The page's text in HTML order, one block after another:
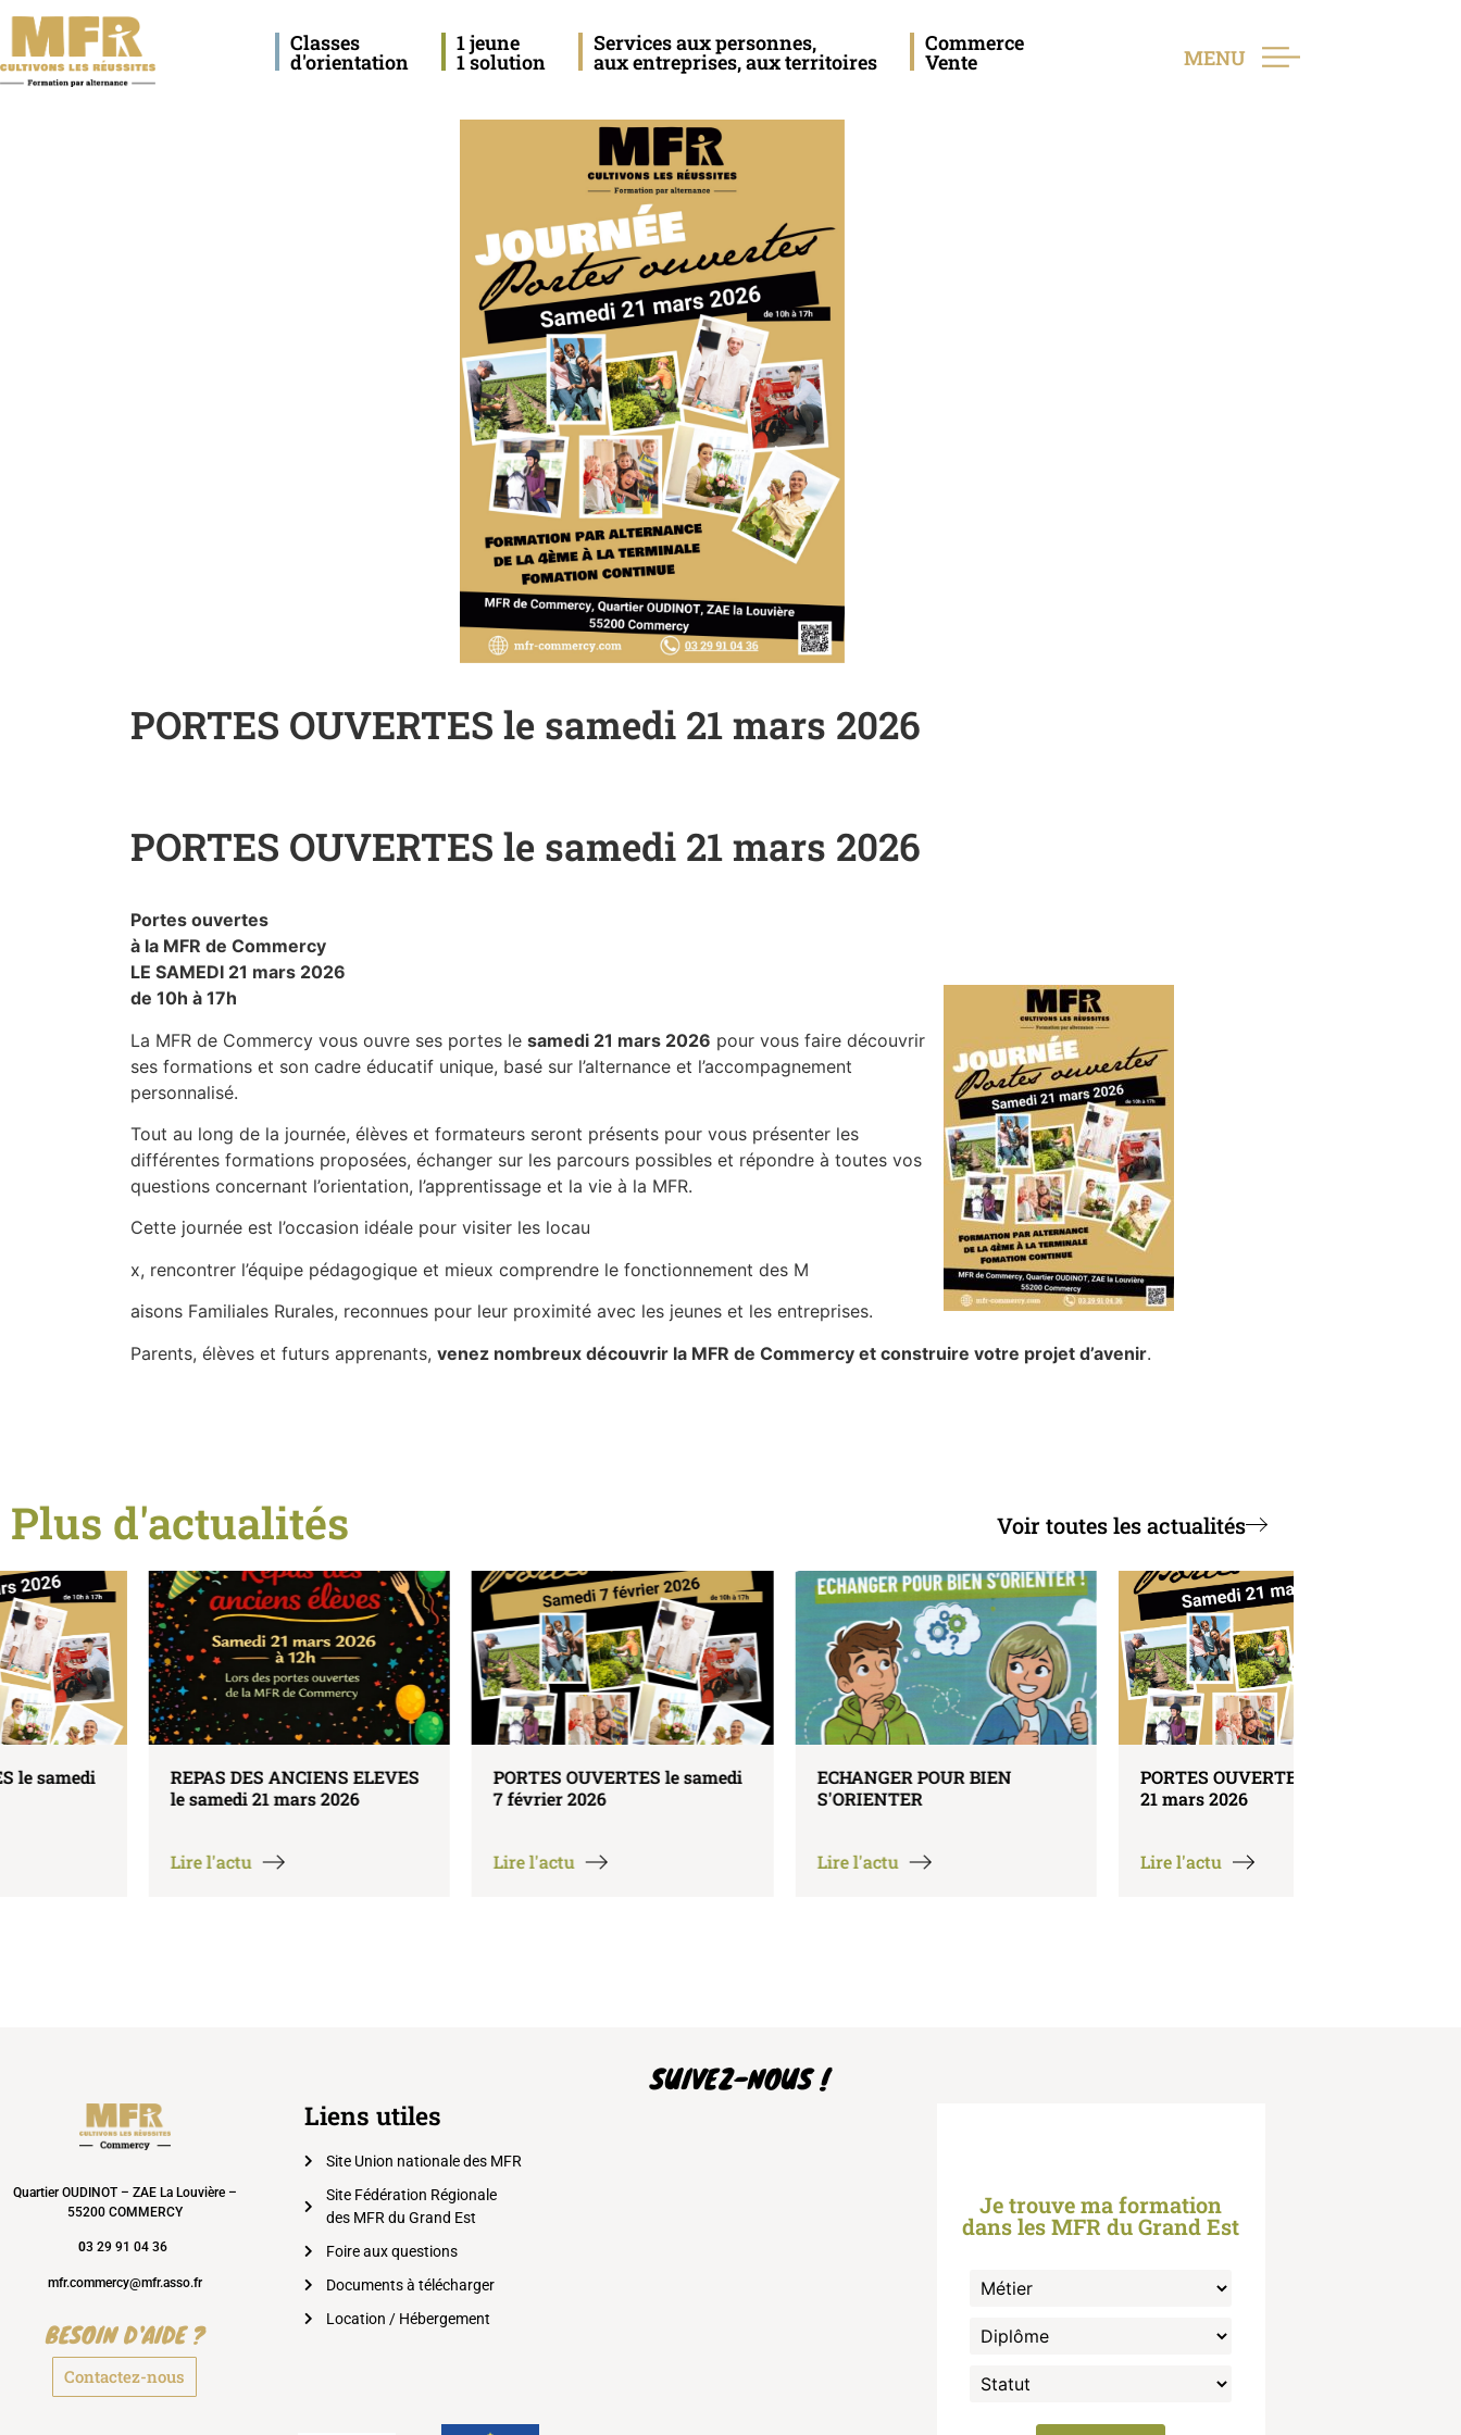
Classes
d'orientation
1 jeune
1 solution
Services aux personnes,
aux entreprises, aux territoires
Commerce
Vente MENU
PORTES OUVERTES le samedi 21 mars 2026
PORTES OUVERTES le samedi 21 mars 2026
Portes ouvertes
à la MFR de Commercy
LE SAMEDI 21 mars 2026
de 10h à 17h
La MFR de Commercy vous ouvre ses portes le samedi 21 mars 2026 pour vous faire découvrir
ses formations et son cadre éducatif unique, basé sur l’alternance et l’accompagnement
personnalisé.
Tout au long de la journée, élèves et formateurs seront présents pour vous présenter les
différentes formations proposées, échanger sur les parcours possibles et répondre à toutes vos
questions concernant l’orientation, l’apprentissage et la vie à la MFR.
Cette journée est l’occasion idéale pour visiter les locau
x, rencontrer l’équipe pédagogique et mieux comprendre le fonctionnement des M
aisons Familiales Rurales, reconnues pour leur proximité avec les jeunes et les entreprises.
Parents, élèves et futurs apprenants, venez nombreux découvrir la MFR de Commercy et construire votre projet d’avenir.
Plus d'actualités Voir toutes les actualités
REPAS DES ANCIENS ELEVES
le samedi 21 mars 2026
PORTES OUVERTES le samedi
7 février 2026
ECHANGER POUR BIEN
PORTES OUVERTES le samedi
Quartier OUDINOT – ZAE La Louvière –
55200 COMMERCY
03 29 91 04 36
mfr.commercy@mfr.asso.fr
BESOIN D'AIDE ?
Contactez-nous
Liens utiles
Site Union nationale des MFR
Site Fédération Régionale
des MFR du Grand Est
Foire aux questions
Documents à télécharger
Location / Hébergement
SUIVEZ-NOUS !
Je trouve ma formation
dans les MFR du Grand Est